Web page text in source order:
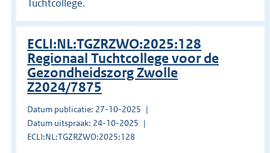
Tuchtcollege.
ECLI:NL:TGZRZWO:2025:128
Regionaal Tuchtcollege voor de
Gezondheidszorg Zwolle
Z2024/7875
Datum publicatie: 27-10-2025
Datum uitspraak: 24-10-2025
ECLI:NL:TGZRZWO:2025:128